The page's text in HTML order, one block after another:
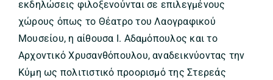
εκδηλώσεις φιλοξενούνται σε επιλεγμένους
χώρους όπως το Θέατρο του Λαογραφικού
Μουσείου, η αίθουσα Ι. Αδαμόπουλος και το
Αρχοντικό Χρυσανθόπουλου, αναδεικνύοντας την
Κύμη ως πολιτιστικό προορισμό της Στερεάς